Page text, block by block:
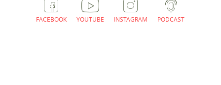
FACEBOOK YOUTUBE INSTAGRAM PODCAST